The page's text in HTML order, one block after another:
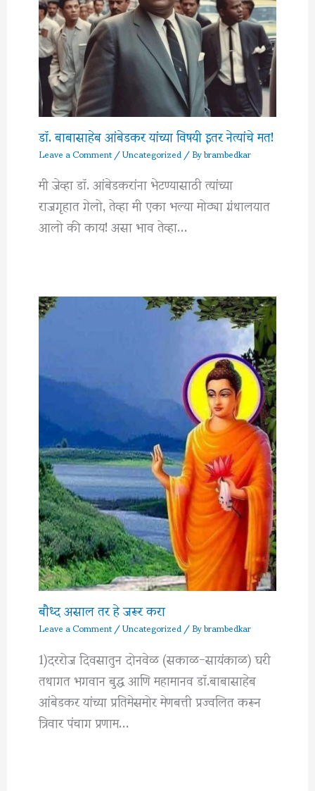
डॉ. बाबासाहेब आंबेडकर यांच्या विषयी इतर नेत्यांचे मत!
Leave a Comment/Uncategorized/ Bybrambedkar
मी जेव्हा डॉ. आंबेडकरांना भेटण्यासाठी त्यांच्या
राजगृहात गेलो, तेव्हा मी एका भल्या मोठ्या ग्रंथालयात
आलो की काय! असा भाव तेव्हा…
बौध्द असाल तर हे जरूर करा
Leave a Comment/Uncategorized/ Bybrambedkar
1)दररोज दिवसातुन दोनवेळ (सकाळ-सायंकाळ) घरी
तथागत भगवान बुद्ध आणि महामानव डॉ.बाबासाहेब
आंबेडकर यांच्या प्रतिमेसमोर मेणबत्ती प्रज्वलित करून
त्रिवार पंचाग प्रणाम…